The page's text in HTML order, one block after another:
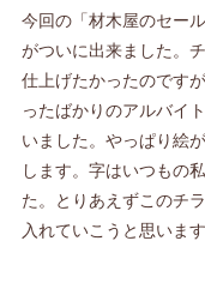
今回の「材木屋のセー
がついに出来ました。
仕上げたかったのです
ったばかりのアルバイ
いました。やっぱり絵
します。字はいつもの
た。とりあえずこのチ
入れていこうと思いま